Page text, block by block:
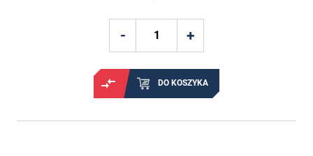
DO KOSZYKA